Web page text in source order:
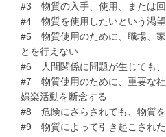
#3 物質の入手、使用、または
#4 物質を使用したいという渇望
#5 物質使用のために、職場、
とを行えない
#6 人間関係に問題が生じても、
#7 物質使用のために、重要な
娯楽活動を断念する
#8 危険にさらされても、物質
#9 物質によって引き起こされ